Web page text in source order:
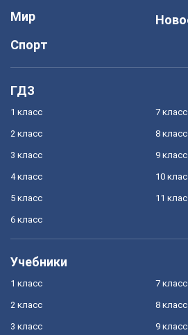
Мир
Спорт
ГДЗ
1 класс
2 класс
3 класс
4 класс
5 класс
6 класс
7 класс
8 класс
9 класс
10
11
Учебники
1 класс
2 класс
3 класс
7 класс
8 класс
9 класс